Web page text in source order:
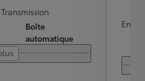
Transmission
Boîte
automatique